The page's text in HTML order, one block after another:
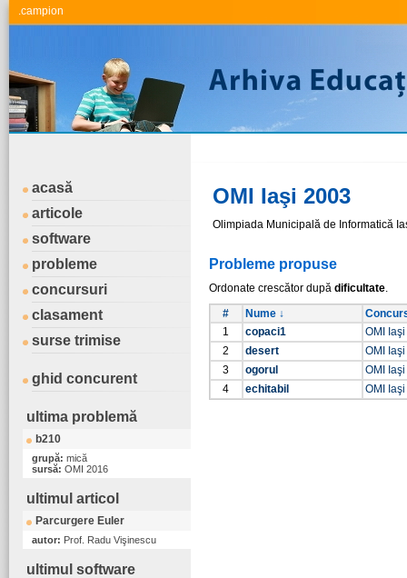
.campion
acasă
articole
software
probleme
concursuri
clasament
surse trimise
ghid concurent
ultima problemă
b210
grupă: mică
sursă: OMI 2016
ultimul articol
Parcurgere Euler
autor: Prof. Radu Vişinescu
ultimul software
OMI Iaşi 2003
Olimpiada Municipală de Informatică
Probleme propuse
Ordonate crescător după dificultate.
#
Nume ↓
1
copaci1
OMI
2
desert
OMI
3
ogorul
OMI
4
echitabil OMI